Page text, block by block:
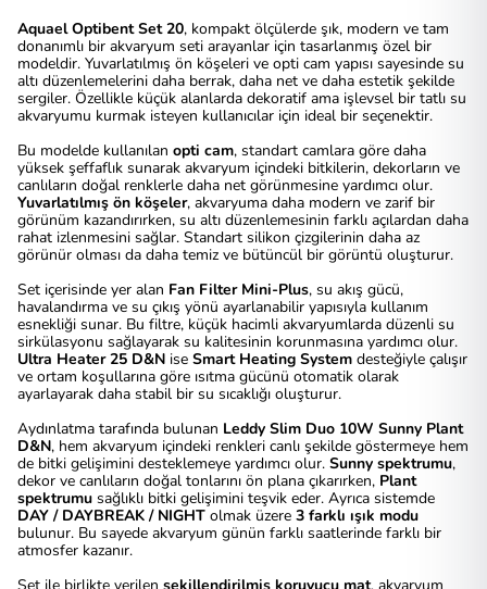
Aquael Optibent Set 20, kompakt ölçülerde şık, modern ve tam
donanımlı bir akvaryum seti arayanlar için tasarlanmış özel bir
modeldir. Yuvarlatılmış ön köşeleri ve opti cam yapısı sayesinde su
altı düzenlemelerini daha berrak, daha net ve daha estetik şekilde
sergiler. Özellikle küçük alanlarda dekoratif ama işlevsel bir tatlı su
akvaryumu kurmak isteyen kullanıcılar için ideal bir seçenektir.
Bu modelde kullanılan opti cam, standart camlara göre daha
yüksek şeffaflık sunarak akvaryum içindeki bitkilerin, dekorların ve
canlıların doğal renklerle daha net görünmesine yardımcı olur.
Yuvarlatılmış ön köşeler, akvaryuma daha modern ve zarif bir
görünüm kazandırırken, su altı düzenlemesinin farklı açılardan daha
rahat izlenmesini sağlar. Standart silikon çizgilerinin daha az
görünür olması da daha temiz ve bütüncül bir görüntü oluşturur.
Set içerisinde yer alan Fan Filter Mini-Plus, su akış gücü,
havalandırma ve su çıkış yönü ayarlanabilir yapısıyla kullanım
esnekliği sunar. Bu filtre, küçük hacimli akvaryumlarda düzenli su
sirkülasyonu sağlayarak su kalitesinin korunmasına yardımcı olur.
Ultra Heater 25 D&N ise Smart Heating System desteğiyle çalışır
ve ortam koşullarına göre ısıtma gücünü otomatik olarak
ayarlayarak daha stabil bir su sıcaklığı oluşturur.
Aydınlatma tarafında bulunan Leddy Slim Duo 10W Sunny Plant
D&N, hem akvaryum içindeki renkleri canlı şekilde göstermeye hem
de bitki gelişimini desteklemeye yardımcı olur. Sunny spektrumu,
dekor ve canlıların doğal tonlarını ön plana çıkarırken, Plant
spektrumu sağlıklı bitki gelişimini teşvik eder. Ayrıca sistemde
DAY / DAYBREAK / NIGHT olmak üzere 3 farklı ışık modu
bulunur. Bu sayede akvaryum günün farklı saatlerinde farklı bir
atmosfer kazanır.